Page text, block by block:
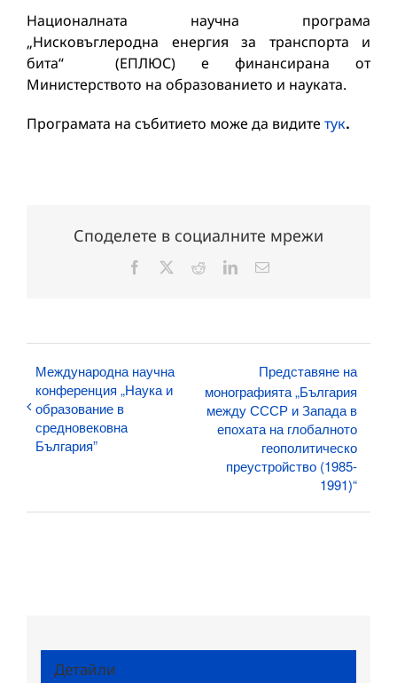
Националната научна програма
„Нисковъглеродна енергия за транспорта и
бита“ (ЕПЛЮС) е финансирана от
Министерството на образованието и науката.
Програмата на събитието може да видите тук.
Споделете в социалните мрежи
Facebook RedditLinkedInЕлектронна
Международна научна
конференция „Наука и
образование в
средновековна
България”
Представяне на
монографията „България
между СССР и Запада в
епохата на глобалното
геополитическо
преустройство (1985-
1991)“
Детайли